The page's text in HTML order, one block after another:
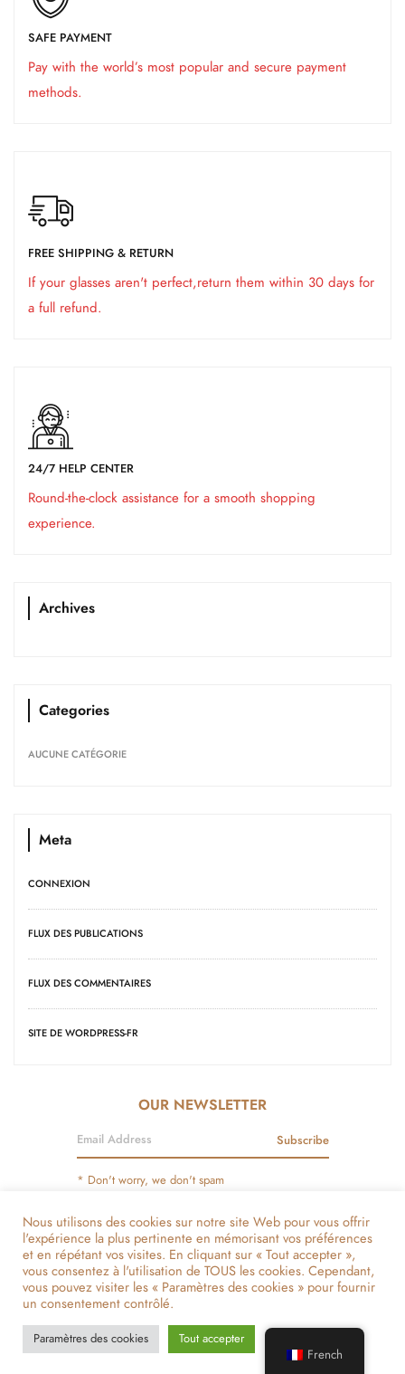
SAFE PAYMENT
Pay with the world’s most popular and secure payment
methods.
FREE SHIPPING & RETURN
If your glasses aren't perfect,return them within 30 days for
a full refund.
24/7 HELP CENTER
Round-the-clock assistance for a smooth shopping
experience.
Archives
Categories
AUCUNE CATÉGORIE
Meta
CONNEXION
FLUX DES PUBLICATIONS
FLUX DES COMMENTAIRES
SITE DE WORDPRESS-FR
OUR NEWSLETTER
Subscribe
* Don't worry, we don't spam
Devenez Notre Partenaire Liste De Boutiques Et Points De Vente
On Parle De Nous
Nous utilisons des cookies sur notre site Web pour vous offrir
l'expérience la plus pertinente en mémorisant vos préférences
et en répétant vos visites. En cliquant sur « Tout accepter »,
vous consentez à l'utilisation de TOUS les cookies. Cependant,
vous pouvez visiter les « Paramètres des cookies » pour fournir
un consentement contrôlé.
Paramètres des cookies Tout accepter
French